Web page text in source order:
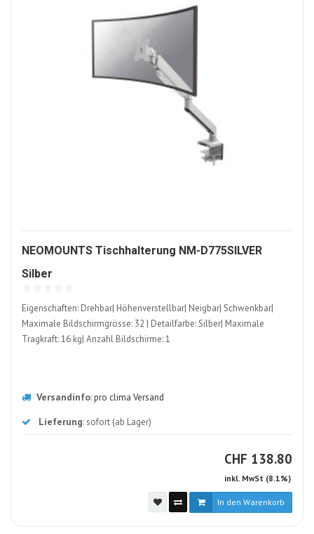
NEOMOUNTS Tischhalterung NM-D775SILVER
Silber
Eigenschaften: Drehbar| Höhenverstellbar| Neigbar| Schwenkbar|
Maximale Bildschirmgrösse: 32 | Detailfarbe: Silber| Maximale
Tragkraft: 16 kg| Anzahl Bildschirme: 1
Versandinfo:pro clima Versand
Lieferung: sofort (ab Lager)
CHF CHF
138.80
inkl. MwSt (8.1%)
In den Warenkorb